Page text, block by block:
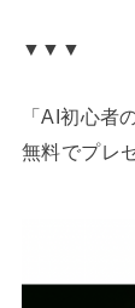
▼▼▼
「AI初心者
無料でプレ